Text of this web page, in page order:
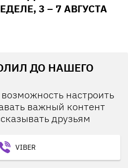
3 – 7 АВГУСТА
ДО НАШЕГО
настроить
важный контент
друзьям
VIBER